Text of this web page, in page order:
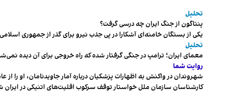
تحلیل
پنتاگون از جنگ ایران چه درسی گرفت؟
یکی از بستگان خامنه‌ای آشکارا در پی جذب نیرو برای گذر از جمهوری
تحلیل
معمای ایران؛ ترامپ در جنگی گرفتار شده که راه خروجی برای آن دیده
روایت شما
شهروندان در واکنش به اظهارات پزشکیان درباره آمار جاویدنامان، او را از
کارشناسان سازمان ملل خواستار توقف سرکوب اقلیت‌های اتنیکی در ایران